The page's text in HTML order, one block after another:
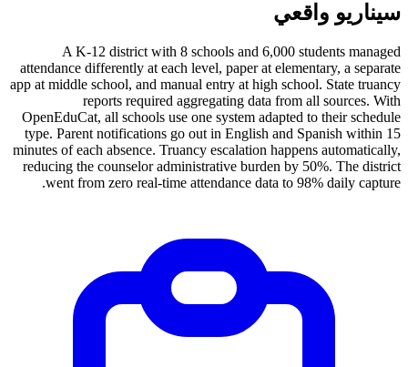
سيناريو واقعي
A K-12 district with 8 schools and 6,000 students managed
attendance differently at each level, paper at elementary, a separate
app at middle school, and manual entry at high school. State truancy
reports required aggregating data from all sources. With
OpenEduCat, all schools use one system adapted to their schedule
type. Parent notifications go out in English and Spanish within 15
minutes of each absence. Truancy escalation happens automatically,
reducing the counselor administrative burden by 50%. The district
went from zero real-time attendance data to 98% daily capture.